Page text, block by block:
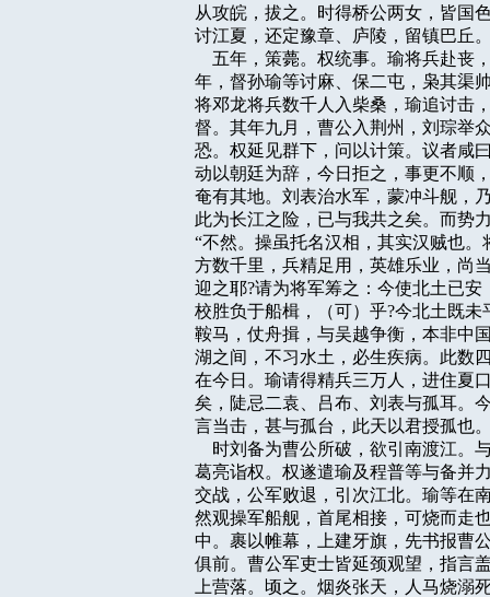
从攻皖，拔之。时得桥公两女，皆国
讨江夏，还定豫章、庐陵，留镇巴丘
五年，策薨。权统事。瑜将兵赴
年，督孙瑜等讨麻、保二屯，枭其渠
将邓龙将兵数千人入柴桑，瑜追讨击
督。其年九月，曹公入荆州，刘琮举
恐。权延见群下，问以计策。议者咸
动以朝廷为辞，今日拒之，事更不顺
奄有其地。刘表治水军，蒙冲斗舰，
此为长江之险，已与我共之矣。而势
“不然。操虽托名汉相，其实汉贼也
方数千里，兵精足用，英雄乐业，尚
迎之耶?请为将军筹之：今使北土已
校胜负于船楫，（可）乎?今北土既
鞍马，仗舟揖，与吴越争衡，本非中
湖之间，不习水土，必生疾病。此数
在今日。瑜请得精兵三万人，进住夏
矣，陡忌二袁、吕布、刘表与孤耳。
言当击，甚与孤台，此天以君授孤也
时刘备为曹公所破，欲引南渡江
葛亮诣权。权遂遣瑜及程普等与备并
交战，公军败退，引次江北。瑜等在
然观操军船舰，首尾相接，可烧而走
中。裹以帷幕，上建牙旗，先书报曹
俱前。曹公军吏士皆延颈观望，指言
上营落。顷之。烟炎张天，人马烧溺